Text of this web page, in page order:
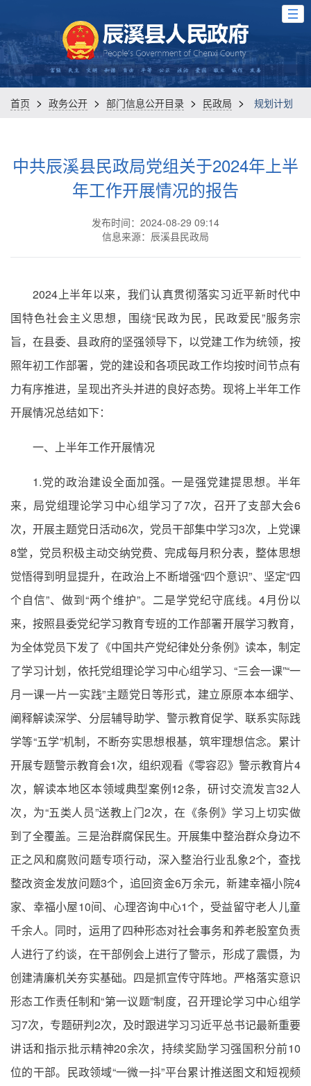
首页 > 政务公开 > 部门信息公开目录 > 民政局 > 规划计划
中共辰溪县民政局党组关于2024年上半
年工作开展情况的报告
发布时间：2024-08-29 09:14
信息来源：辰溪县民政局
2024上半年以来，我们认真贯彻落实习近平新时代中
国特色社会主义思想，围绕“民政为民，民政爱民”服务宗
旨，在县委、县政府的坚强领导下，以党建工作为统领，按
照年初工作部署，党的建设和各项民政工作均按时间节点有
力有序推进，呈现出齐头并进的良好态势。现将上半年工作
开展情况总结如下：
一、上半年工作开展情况
1.党的政治建设全面加强。一是强党建提思想。半年
来，局党组理论学习中心组学习了7次，召开了支部大会6
次，开展主题党日活动6次，党员干部集中学习3次，上党课
8堂，党员积极主动交纳党费、完成每月积分表，整体思想
觉悟得到明显提升，在政治上不断增强“四个意识”、坚定“四
个自信”、做到“两个维护”。二是学党纪守底线。4月份以
来，按照县委党纪学习教育专班的工作部署开展学习教育，
为全体党员下发了《中国共产党纪律处分条例》读本，制定
了学习计划，依托党组理论学习中心组学习、“三会一课”“一
月一课一片一实践”主题党日等形式，建立原原本本细学、
阐释解读深学、分层辅导助学、警示教育促学、联系实际践
学等“五学”机制，不断夯实思想根基，筑牢理想信念。累计
开展专题警示教育会1次，组织观看《零容忍》警示教育片4
次，解读本地区本领域典型案例12条，研讨交流发言32人
次，为“五类人员”送教上门2次，在《条例》学习上切实做
到了全覆盖。三是治群腐保民生。开展集中整治群众身边不
正之风和腐败问题专项行动，深入整治行业乱象2个，查找
整改资金发放问题3个，追回资金6万余元，新建幸福小院4
家、幸福小屋10间、心理咨询中心1个，受益留守老人儿童
千余人。同时，运用了四种形态对社会事务和养老股室负责
人进行了约谈，在干部例会上进行了警示，形成了震慑，为
创建清廉机关夯实基础。四是抓宣传守阵地。严格落实意识
形态工作责任制和“第一议题”制度，召开理论学习中心组学
习7次，专题研判2次，及时跟进学习习近平总书记最新重要
讲话和指示批示精神20余次，持续奖励学习强国积分前10
位的干部。民政领域“一微一抖”平台累计推送图文和短视频